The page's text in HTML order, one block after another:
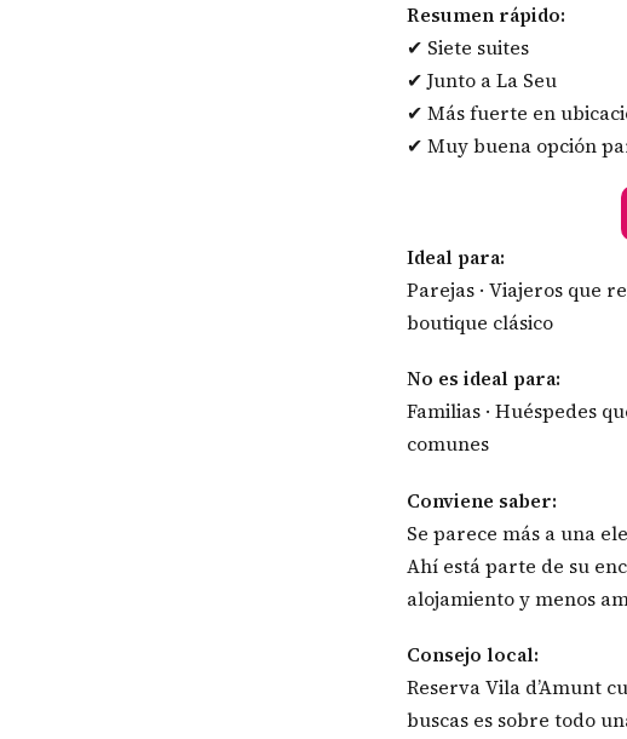
Resumen rápido:
✔ Siete suites
✔ Junto a La Seu
✔ Más fuerte en
✔ Muy buena opción
Ideal para:
Parejas · Viajeros que
boutique clásico
No es ideal para:
Familias · Huéspedes
comunes
Conviene saber:
Se parece más a una
Ahí está parte de su
alojamiento y menos
Consejo local:
Reserva Vila d’Amunt
buscas es sobre todo